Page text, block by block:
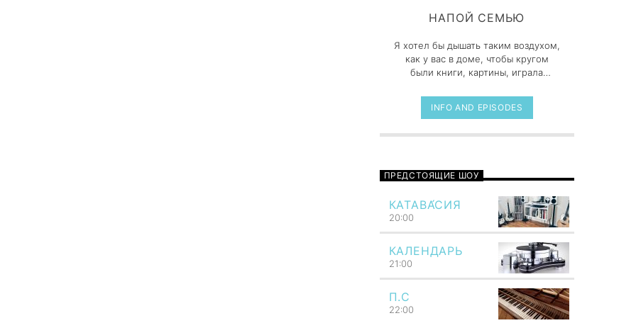
НАПОЙ СЕМЬЮ
Я хотел бы дышать таким воздухом,
как у вас в доме, чтобы кругом
были книги, картины, играла
подпевая мелодии что играет с
пластинки! И люди говорят тихо и
пространство наполнено ритмом
объединенных страстью к музыке
Разговоры о значимом,
интересном, важном Задушевные
шутки и посиделки за чашкой кофе
Возможность отвлечься от
назойливого повседневного шума
и уделить время тому, что любишь!
Говори музыкой! Напой семью —
TF6 Radio
INFO AND EPISODES
ПРЕДСТОЯЩИЕ ШОУ
КАТАВА́СИЯ
20:00
КАЛЕНДАРЬ
21:00
П.С
22:00